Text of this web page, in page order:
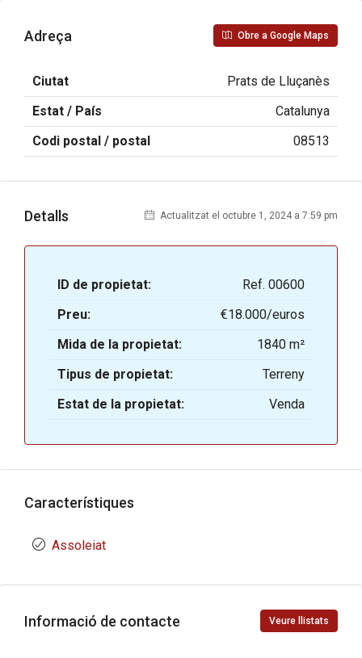
Adreça Obre a Google Maps
Ciutat
Prats de Lluçanès
Estat / País
Catalunya
Codi postal / postal
08513
Detalls Actualitzat el octubre 1, 2024 a 7:59 pm
ID de propietat:
Ref. 00600
Preu:
€18.000/euros
Mida de la propietat:
1840 m²
Tipus de propietat:
Terreny
Estat de la propietat:
Venda
Característiques
Assoleiat
Informació de contacte Veure llistats